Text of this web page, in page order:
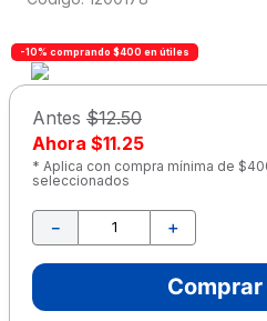
-10% comprando $400 en útiles
Antes $12.50
Ahora $11.25
* Aplica con compra mínima de
seleccionados
＋
－
4.
cuadernos
5.
colores
6.
boligrafo
7.
sacapuntas
8
escolar
10. lapiz